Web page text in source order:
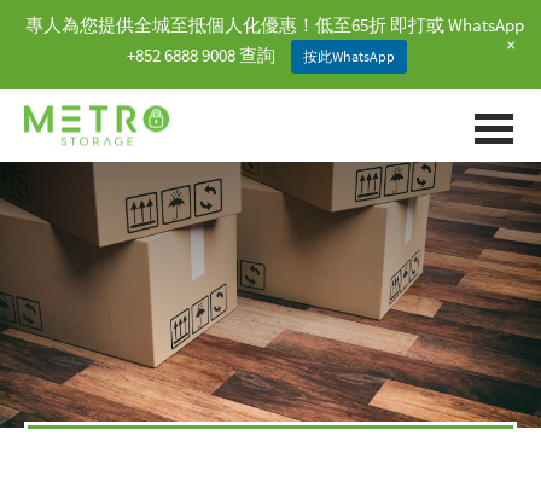
專人為您提供全城至抵個人化優惠！低至65折 即打或 WhatsApp
+852 6888 9008 查詢
按此WhatsApp +